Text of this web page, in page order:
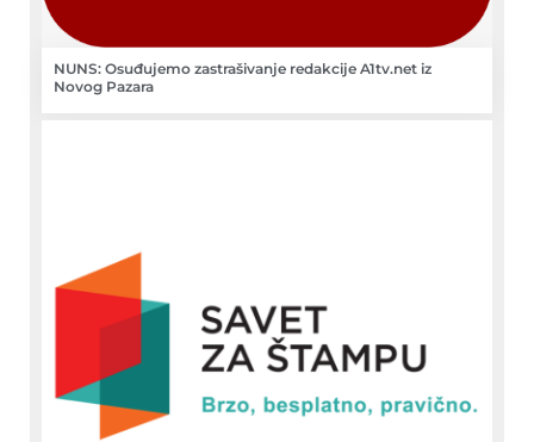
NUNS: Osuđujemo zastrašivanje redakcije A1tv.net iz
Novog Pazara